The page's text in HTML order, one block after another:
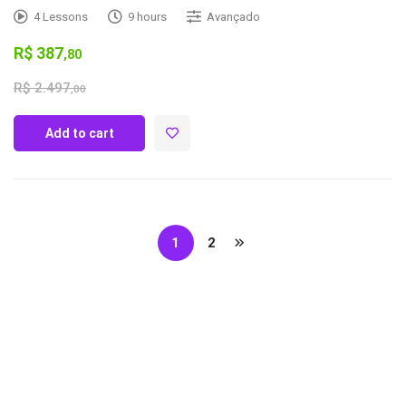
4 Lessons 9 hours Avançado
R$ 387,80
R$2.497,00
Add to cart
1 2